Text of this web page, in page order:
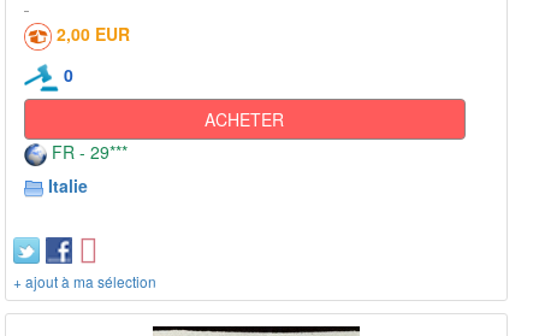
2,00 EUR
0
ACHETER
FR - 29***
Italie
+ ajout à ma sélection